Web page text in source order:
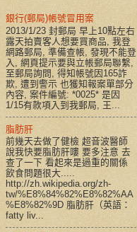
銀行(郵局)帳號冒用案
2013/1/23 封郵局 早上10點左右
露天拍賣客人想要買商品, 我登
網路郵局, 準備查帳, 發現不能登
入, 網頁提示要與立帳郵局聯繫,
至郵局詢問, 得知帳號因165詐
欺, 遭到警示 也獲知報案單部分
內容, 案件編號: *0025* 是因
1/15有款項入到我郵局, 王...
脂肪肝
前幾天去做了健檢 超音波醫師
說我快要脂肪肝嘍 要多注意 去
查了一下 看起來是過重的關係
飲食問題很大.....
http://zh.wikipedia.org/zh-
tw/%E8%84%82%E8%82%AA
%E8%82%9D 脂肪肝（英語：
fatty liv...